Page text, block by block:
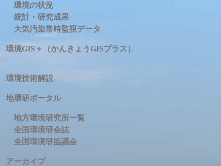
環境の状況
統計・研究成果
大気汚染常時監視データ
環境GIS＋（かんきょうGISプラス）
環境技術解説
地環研ポータル
地方環境研究所一覧
全国環境研会誌
全国環境研協議会
アーカイブ